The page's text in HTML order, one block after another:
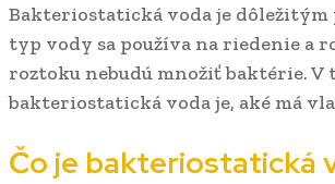
Bakteriostatická voda je
typ vody sa používa na riedenie a
roztoku nebudú množiť baktérie. V
bakteriostatická voda je, aké má
Čo je bakteriostatická